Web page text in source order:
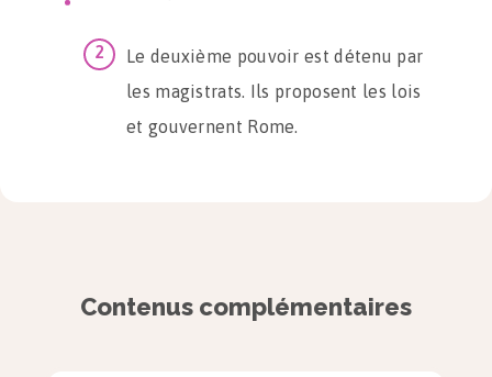
Le deuxième pouvoir est détenu par
les magistrats. Ils proposent les lois
et gouvernent Rome.
4édilesqui ravitaillent et administrent
Contenus complémentaires